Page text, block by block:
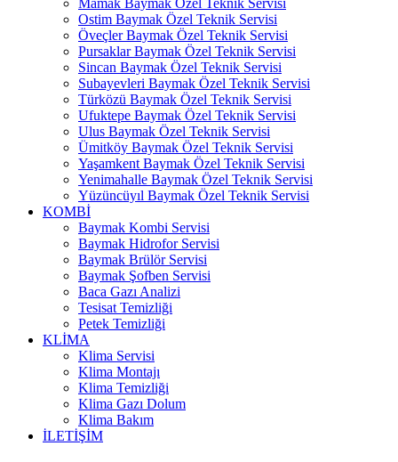
Mamak Baymak Özel Teknik Servisi
Ostim Baymak Özel Teknik Servisi
Öveçler Baymak Özel Teknik Servisi
Pursaklar Baymak Özel Teknik Servisi
Sincan Baymak Özel Teknik Servisi
Subayevleri Baymak Özel Teknik Servisi
Türközü Baymak Özel Teknik Servisi
Ufuktepe Baymak Özel Teknik Servisi
Ulus Baymak Özel Teknik Servisi
Ümitköy Baymak Özel Teknik Servisi
Yaşamkent Baymak Özel Teknik Servisi
Yenimahalle Baymak Özel Teknik Servisi
Yüzüncüyıl Baymak Özel Teknik Servisi
KOMBİ
Baymak Kombi Servisi
Baymak Hidrofor Servisi
Baymak Brülör Servisi
Baymak Şofben Servisi
Baca Gazı Analizi
Tesisat Temizliği
Petek Temizliği
KLİMA
Klima Servisi
Klima Montajı
Klima Temizliği
Klima Gazı Dolum
Klima Bakım
İLETİŞİM